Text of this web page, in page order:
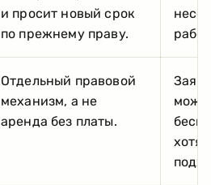
и просит новый срок
по прежнему праву.
Отдельный правовой
механизм, а не
аренда без платы.
хотя